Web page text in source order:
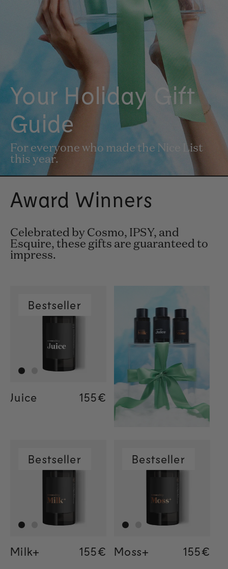
Your Holiday Gift
Guide
For everyone who made the Nice List
this year.
Award Winners
Celebrated by Cosmo, IPSY, and
Esquire, these gifts are guaranteed to
impress.
Bestseller
Juice Regular price
155€
Regular price
155€
Regular price
34€
Bestseller
Milk+ Regular price
155€
Regular price
155€
Regular price
34€
Bestseller
Moss+ 155€
155€
34€